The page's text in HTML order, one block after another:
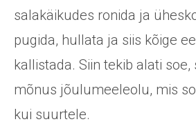
salakäikudes ronida ja
pugida, hullata ja siis kõige
kallistada. Siin tekib alati soe,
mõnus jõulumeeleolu, mis
kui suurtele.